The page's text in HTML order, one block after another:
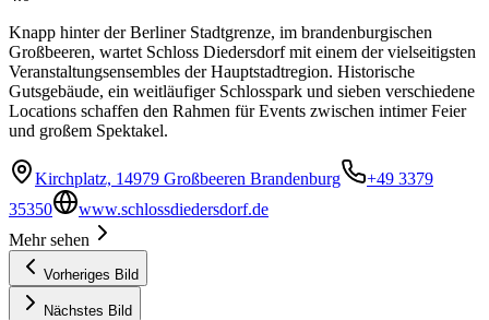
Knapp hinter der Berliner Stadtgrenze, im brandenburgischen
Großbeeren, wartet Schloss Diedersdorf mit einem der vielseitigsten
Veranstaltungsensembles der Hauptstadtregion. Historische
Gutsgebäude, ein weitläufiger Schlosspark und sieben verschiedene
Locations schaffen den Rahmen für Events zwischen intimer Feier
und großem Spektakel.
Kirchplatz, 14979 Großbeeren Brandenburg
+49 3379
35350
www.schlossdiedersdorf.de
Mehr sehen
Vorheriges Bild
Nächstes Bild